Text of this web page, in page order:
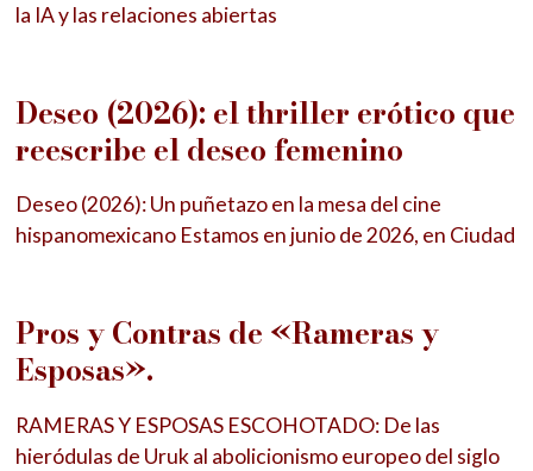
la IA y las relaciones abiertas
Deseo (2026): el thriller erótico que
reescribe el deseo femenino
Deseo (2026): Un puñetazo en la mesa del cine
hispanomexicano Estamos en junio de 2026, en Ciudad
Pros y Contras de «Rameras y
Esposas».
RAMERAS Y ESPOSAS ESCOHOTADO: De las
hieródulas de Uruk al abolicionismo europeo del siglo